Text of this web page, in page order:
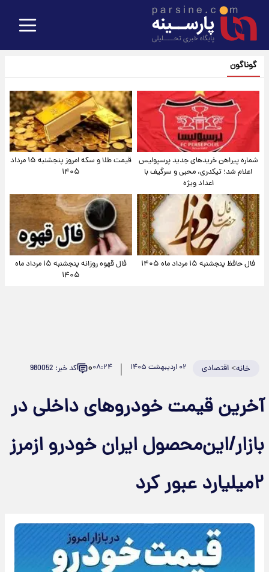
گوناگون
شماره پیراهن خریدهای جدید پرسپولیس
اعلام شد؛ تیکدری، محبی و سرگیف با
اعداد ویژه
قیمت طلا و سکه امروز پنجشنبه ۱۵ مرداد
۱۴۰۵
فال حافظ پنجشنبه ۱۵ مرداد ماه ۱۴۰۵
فال قهوه روزانه پنجشنبه ۱۵ مرداد ماه
۱۴۰۵
خانه>اقتصادی ۰۲ اردیبهشت ۱۴۰۵ ۰۸:۲۴۰ کد خبر: 980052
آخرین قیمت خودروهای داخلی در
بازار/این‌محصول ایران خودرو ازمرز
۲میلیارد عبور کرد